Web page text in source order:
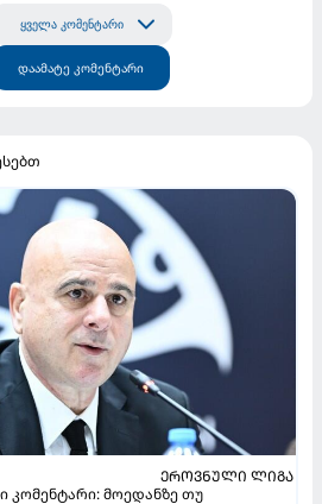
ყველა კომენტარი
დაამატე კომენტარი
ᲔᲠᲝᲕᲜᲣᲚᲘ ᲚᲘᲒᲐ
კომენტარი: მოედანზე თუ